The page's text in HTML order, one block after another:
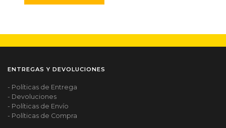
ENTREGAS Y DEVOLUCIONES
- Políticas de Entrega
- Devoluciones
- Políticas de Envío
- Políticas de Compra